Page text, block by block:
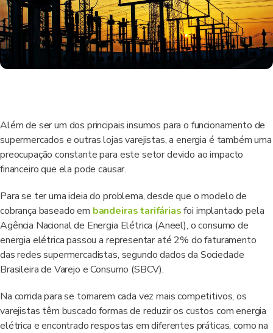
Além de ser um dos principais insumos para o funcionamento de
supermercados e outras lojas varejistas, a energia é também uma
preocupação constante para este setor devido ao impacto
financeiro que ela pode causar.
Para se ter uma ideia do problema, desde que o modelo de
cobrança baseado em bandeiras tarifáriasfoi implantado pela
Agência Nacional de Energia Elétrica (Aneel), o consumo de
energia elétrica passou a representar até 2% do faturamento
das redes supermercadistas, segundo dados da Sociedade
Brasileira de Varejo e Consumo (SBCV).
Na corrida para se tornarem cada vez mais competitivos, os
varejistas têm buscado formas de reduzir os custos com energia
elétrica e encontrado respostas em diferentes práticas, como na